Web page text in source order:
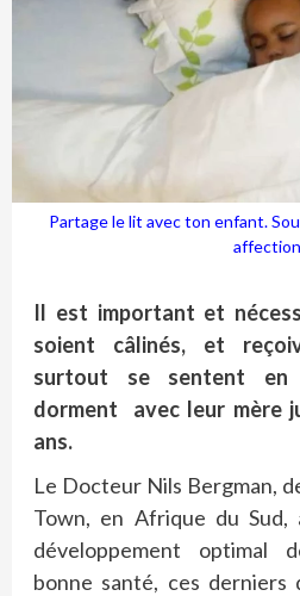
Partage le lit avec ton enfant.
affection
Il est important et
soient câlinés, et
surtout se sentent en
dorment avec leur mère
ans.
Le Docteur Nils Bergman,
Town, en Afrique du
développement optimal
bonne santé, ces